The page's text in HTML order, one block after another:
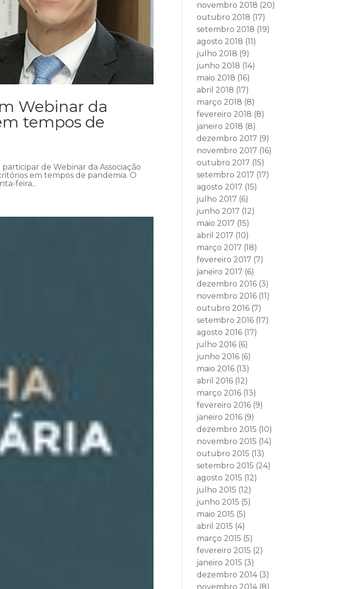
Webinar da
tempos de
participar de Webinar da Associação
em tempos de pandemia. O
feira...
novembro 2018 (20)
outubro 2018 (17)
setembro 2018 (19)
agosto 2018 (11)
julho 2018 (9)
junho 2018 (14)
maio 2018 (16)
abril 2018 (17)
março 2018 (8)
fevereiro 2018 (8)
janeiro 2018 (8)
dezembro 2017 (9)
novembro 2017 (16)
outubro 2017 (15)
setembro 2017 (17)
agosto 2017 (15)
julho 2017 (6)
junho 2017 (12)
maio 2017 (15)
abril 2017 (10)
março 2017 (18)
fevereiro 2017 (7)
janeiro 2017 (6)
dezembro 2016 (3)
novembro 2016 (11)
outubro 2016 (7)
setembro 2016 (17)
agosto 2016 (17)
julho 2016 (6)
junho 2016 (6)
maio 2016 (13)
abril 2016 (12)
março 2016 (13)
fevereiro 2016 (9)
janeiro 2016 (9)
dezembro 2015 (10)
novembro 2015 (14)
outubro 2015 (13)
setembro 2015 (24)
agosto 2015 (12)
julho 2015 (12)
junho 2015 (5)
maio 2015 (5)
abril 2015 (4)
março 2015 (5)
fevereiro 2015 (2)
janeiro 2015 (3)
dezembro 2014(3)
novembro 2014(8)